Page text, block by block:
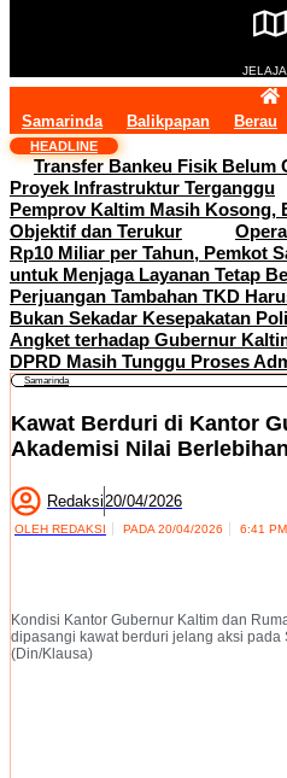
Samarinda Balikpapan Berau
HEADLINE
Transfer Bankeu Fisik Belum
Proyek Infrastruktur Terganggu
Pemprov Kaltim Masih Kosong,
Objektif dan Terukur
Rp10 Miliar per Tahun, Pemkot
untuk Menjaga Layanan Tetap
Perjuangan Tambahan TKD
Bukan Sekadar Kesepakatan
Angket terhadap Gubernur
DPRD Masih Tunggu Proses
Samarinda
Kawat Berduri di Kantor
Akademisi Nilai Berlebihan
Redaksi 20/04/2026
OLEH REDAKSI PADA 20/04/2026 6:41 PM
Kondisi Kantor Gubernur Kaltim dan
dipasangi kawat berduri jelang aksi pada
(Din/Klausa)